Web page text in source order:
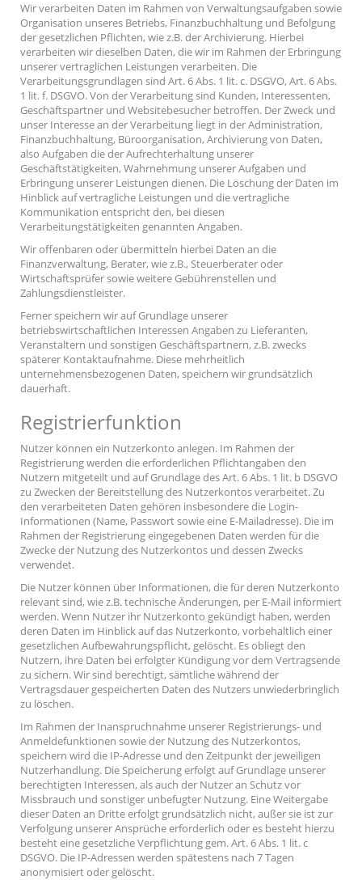
Wir verarbeiten Daten im Rahmen von Verwaltungsaufgaben sowie
Organisation unseres Betriebs, Finanzbuchhaltung und Befolgung
der gesetzlichen Pflichten, wie z.B. der Archivierung. Hierbei
verarbeiten wir dieselben Daten, die wir im Rahmen der Erbringung
unserer vertraglichen Leistungen verarbeiten. Die
Verarbeitungsgrundlagen sind Art. 6 Abs. 1 lit. c. DSGVO, Art. 6 Abs.
1 lit. f. DSGVO. Von der Verarbeitung sind Kunden, Interessenten,
Geschäftspartner und Websitebesucher betroffen. Der Zweck und
unser Interesse an der Verarbeitung liegt in der Administration,
Finanzbuchhaltung, Büroorganisation, Archivierung von Daten,
also Aufgaben die der Aufrechterhaltung unserer
Geschäftstätigkeiten, Wahrnehmung unserer Aufgaben und
Erbringung unserer Leistungen dienen. Die Löschung der Daten im
Hinblick auf vertragliche Leistungen und die vertragliche
Kommunikation entspricht den, bei diesen
Verarbeitungstätigkeiten genannten Angaben.
Wir offenbaren oder übermitteln hierbei Daten an die
Finanzverwaltung, Berater, wie z.B., Steuerberater oder
Wirtschaftsprüfer sowie weitere Gebührenstellen und
Zahlungsdienstleister.
Ferner speichern wir auf Grundlage unserer
betriebswirtschaftlichen Interessen Angaben zu Lieferanten,
Veranstaltern und sonstigen Geschäftspartnern, z.B. zwecks
späterer Kontaktaufnahme. Diese mehrheitlich
unternehmensbezogenen Daten, speichern wir grundsätzlich
dauerhaft.
Registrierfunktion
Nutzer können ein Nutzerkonto anlegen. Im Rahmen der
Registrierung werden die erforderlichen Pflichtangaben den
Nutzern mitgeteilt und auf Grundlage des Art. 6 Abs. 1 lit. b DSGVO
zu Zwecken der Bereitstellung des Nutzerkontos verarbeitet. Zu
den verarbeiteten Daten gehören insbesondere die Login-
Informationen (Name, Passwort sowie eine E-Mailadresse). Die im
Rahmen der Registrierung eingegebenen Daten werden für die
Zwecke der Nutzung des Nutzerkontos und dessen Zwecks
verwendet.
Die Nutzer können über Informationen, die für deren Nutzerkonto
relevant sind, wie z.B. technische Änderungen, per E-Mail informiert
werden. Wenn Nutzer ihr Nutzerkonto gekündigt haben, werden
deren Daten im Hinblick auf das Nutzerkonto, vorbehaltlich einer
gesetzlichen Aufbewahrungspflicht, gelöscht. Es obliegt den
Nutzern, ihre Daten bei erfolgter Kündigung vor dem Vertragsende
zu sichern. Wir sind berechtigt, sämtliche während der
Vertragsdauer gespeicherten Daten des Nutzers unwiederbringlich
zu löschen.
Im Rahmen der Inanspruchnahme unserer Registrierungs- und
Anmeldefunktionen sowie der Nutzung des Nutzerkontos,
speichern wird die IP-Adresse und den Zeitpunkt der jeweiligen
Nutzerhandlung. Die Speicherung erfolgt auf Grundlage unserer
berechtigten Interessen, als auch der Nutzer an Schutz vor
Missbrauch und sonstiger unbefugter Nutzung. Eine Weitergabe
dieser Daten an Dritte erfolgt grundsätzlich nicht, außer sie ist zur
Verfolgung unserer Ansprüche erforderlich oder es besteht hierzu
besteht eine gesetzliche Verpflichtung gem. Art. 6 Abs. 1 lit. c
DSGVO. Die IP-Adressen werden spätestens nach 7 Tagen
anonymisiert oder gelöscht.